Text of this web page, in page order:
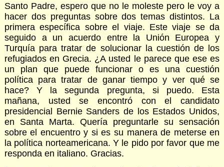
Santo Padre, espero que no le moleste pero le voy a
hacer dos preguntas sobre dos temas distintos. La
primera específica sobre el viaje. Este viaje se da
seguido a un acuerdo entre la Unión Europea y
Turquía para tratar de solucionar la cuestión de los
refugiados en Grecia. ¿A usted le parece que ese es
un plan que puede funcionar o es una cuestión
política para tratar de ganar tiempo y ver qué se
hace? Y la segunda pregunta, si puedo. Esta
mañana, usted se encontró con el candidato
presidencial Bernie Sanders de los Estados Unidos,
en Santa Marta. Quería preguntarle su sensación
sobre el encuentro y si es su manera de meterse en
la política norteamericana. Y le pido por favor que me
responda en italiano. Gracias.